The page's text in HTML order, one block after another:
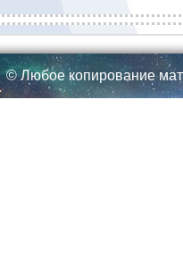
© Любое копирование